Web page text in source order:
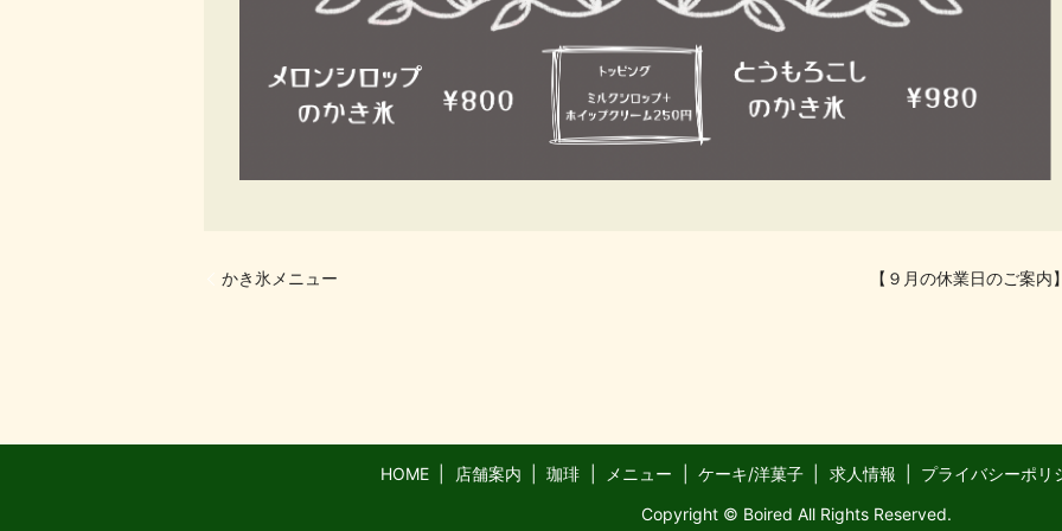
かき氷メニュー 【９月の休業日のご案内】
HOME 店舗案内 珈琲 メニュー ケーキ/洋菓子 求人情報 プライバシーポリ
Copyright © Boired All Rights Reserved.